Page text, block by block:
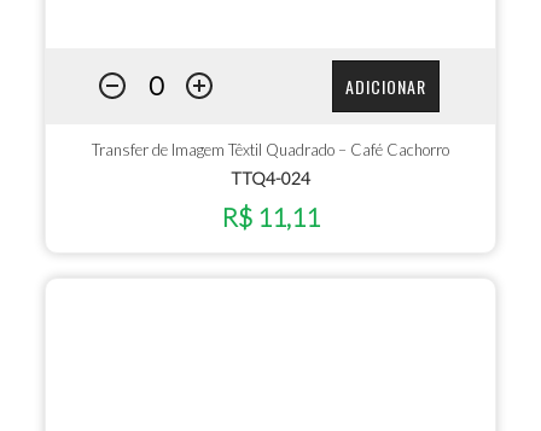
ADICIONAR
Transfer de Imagem Têxtil Quadrado – Café Cachorro
TTQ4-024
R$ 11,11